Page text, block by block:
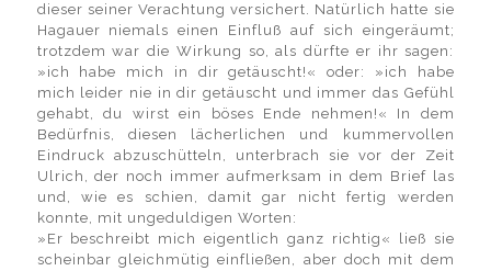
dieser seiner Verachtung versichert. Natürlich hatte sie
Hagauer niemals einen Einfluß auf sich eingeräumt;
trotzdem war die Wirkung so, als dürfte er ihr sagen:
»ich habe mich in dir getäuscht!« oder: »ich habe
mich leider nie in dir getäuscht und immer das Gefühl
gehabt, du wirst ein böses Ende nehmen!« In dem
Bedürfnis, diesen lächerlichen und kummervollen
Eindruck abzuschütteln, unterbrach sie vor der Zeit
Ulrich, der noch immer aufmerksam in dem Brief las
und, wie es schien, damit gar nicht fertig werden
konnte, mit ungeduldigen Worten:
»Er beschreibt mich eigentlich ganz richtig« ließ sie
scheinbar gleichmütig einfließen, aber doch mit dem